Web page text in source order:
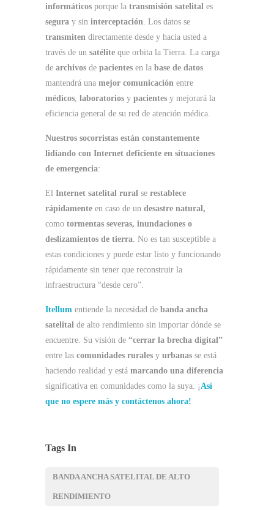
informáticos porque la transmisión satelital es
segura y sin interceptación . Los datos se
transmiten directamente desde y hacia usted a
través de un satélite que orbita la Tierra. La carga
de archivos de pacientes en la base de datos
mantendrá una mejor comunicación entre
médicos laboratorios y pacientes y mejorará la
eficiencia general de su red de atención médica.
Nuestros socorristas están constantemente
lidiando con Internet deficiente en situaciones
de emergencia:
El Internet satelital rural se restablece
rápidamente en caso de un desastre natural,
como tormentas severas, inundaciones o
deslizamientos de tierra . No es tan susceptible a
estas condiciones y puede estar listo y funcionando
rápidamente sin tener que reconstruir la
infraestructura “desde cero”.
Itellum entiende la necesidad de banda ancha
satelital de alto rendimiento sin importar dónde se
encuentre. Su visión de “cerrar la brecha digital”
entre las comunidades rurales y urbanas se está
haciendo realidad y está marcando una diferencia
significativa en comunidades como la suya. ¡ Así
que no espere más y contáctenos ahora!
Tags In
BANDA ANCHA SATELITAL DE ALTO
RENDIMIENTO